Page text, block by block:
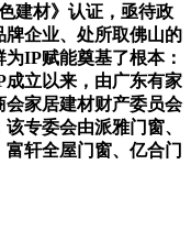
建材》认证，亟待政
企业、处所取佛山的
IP赋能奠基了根本：
成立以来，由广东有家
家居建材财产委员会
专委会由派雅门窗、
轩全屋门窗、亿合门